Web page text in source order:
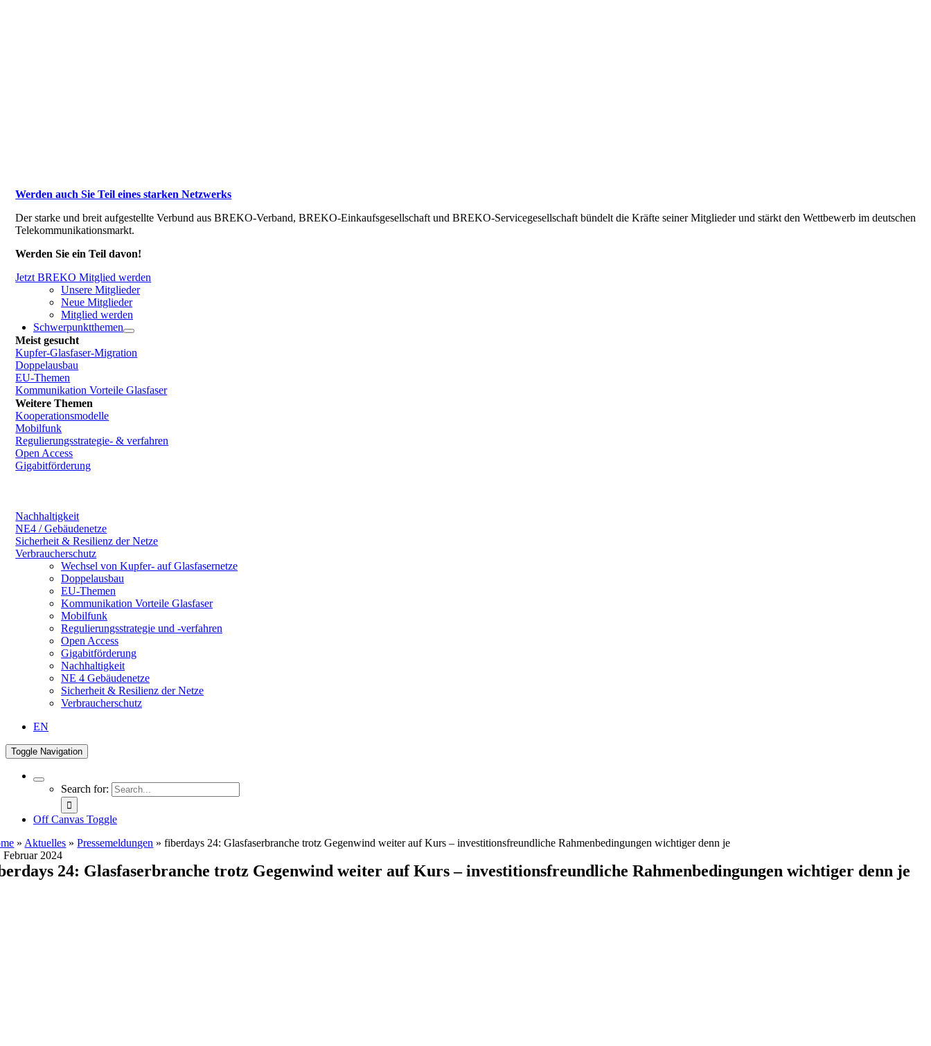
Werden auch Sie Teil eines starken Netzwerks
Der starke und breit aufgestellte Verbund aus BREKO-Verband, BREKO-Einkaufsgesellschaft und BREKO-Servicegesellschaft bündelt die Kräfte seiner Mitglieder und stärkt den Wettbewerb im deutschen
Telekommunikationsmarkt.
Werden Sie ein Teil davon!
Jetzt BREKO Mitglied werden
Unsere Mitglieder
Neue Mitglieder
Mitglied werden
Schwerpunktthemen
Meist gesucht
Kupfer-Glasfaser-Migration
Doppelausbau
EU-Themen
Kommunikation Vorteile Glasfaser
Weitere Themen
Kooperationsmodelle
Mobilfunk
Regulierungsstrategie- & verfahren
Open Access
Gigabitförderung
Nachhaltigkeit
NE4 / Gebäudenetze
Sicherheit & Resilienz der Netze
Verbraucherschutz
Wechsel von Kupfer- auf Glasfasernetze
Doppelausbau
EU-Themen
Kommunikation Vorteile Glasfaser
Mobilfunk
Regulierungsstrategie und -verfahren
Open Access
Gigabitförderung
Nachhaltigkeit
NE 4 Gebäudenetze
Sicherheit & Resilienz der Netze
Verbraucherschutz
EN
Toggle Navigation
Search for:
Off Canvas Toggle
» Aktuelles »Pressemeldungen »fiberdays 24: Glasfaserbranche trotz Gegenwind weiter auf Kurs – investitionsfreundliche Rahmenbedingungen wichtiger denn je
Februar 2024
24: Glasfaserbranche trotz Gegenwind weiter auf Kurs – investitionsfreundliche Rahmenbedingungen wichtiger denn je